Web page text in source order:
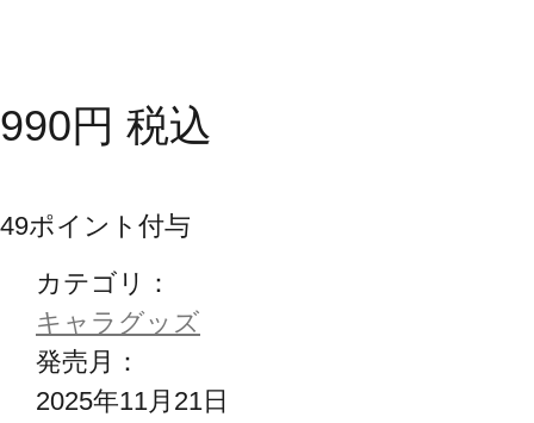
990円 税込
49ポイント付与
カテゴリ：
キャラグッズ
発売月：
2025年11月21日